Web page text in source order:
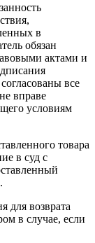
в
обязан
актами и
все
вправе
условиям
товара
в суд с
для возврата
в случае, если